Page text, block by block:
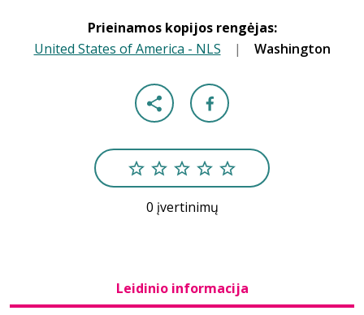
Prieinamos kopijos rengėjas:
United States of America - NLS
| Washington
0 įvertinimų
Leidinio informacija